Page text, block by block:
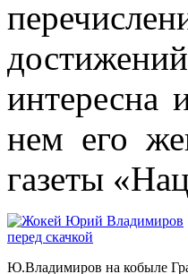
интересна
нем его
газеты
Ю.Владимиров на кобыле